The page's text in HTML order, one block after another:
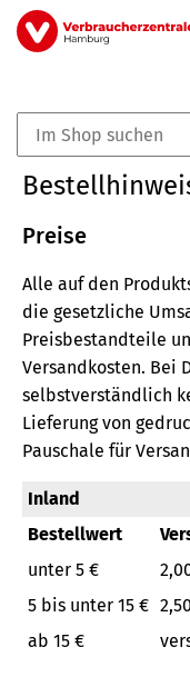
Direkt
zum
Preise
Alle auf den
die gesetzliche
Preisbestandteile
Versandkosten. Bei
selbstverständlich
Lieferung von
Pauschale für
Inland
Bestellwert
unter 5 €
5 bis unter 15 €
ab 15 €